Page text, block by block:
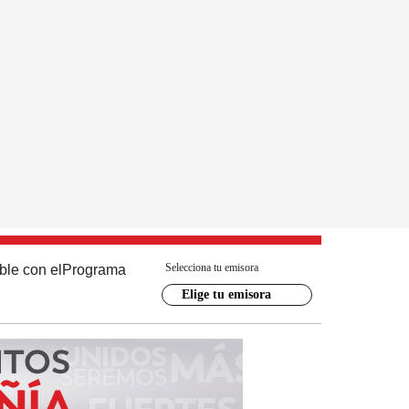
con el Programa Selecciona tu emisora
Elige tu emisora